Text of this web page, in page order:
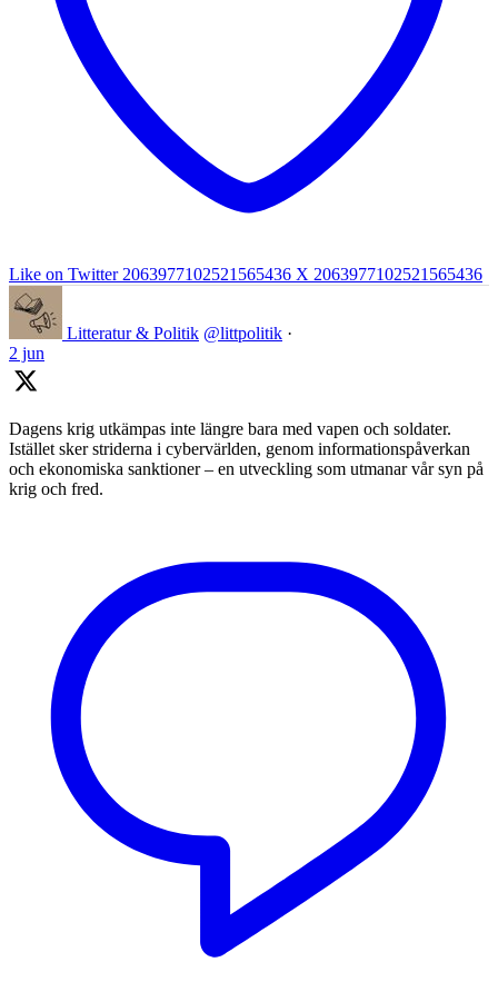
Like on Twitter 2063977102521565436 X 2063977102521565436
Litteratur & Politik @littpolitik ·
2 jun
Dagens krig utkämpas inte längre bara med vapen och soldater.
Istället sker striderna i cybervärlden, genom informationspåverkan
och ekonomiska sanktioner – en utveckling som utmanar vår syn på
krig och fred.